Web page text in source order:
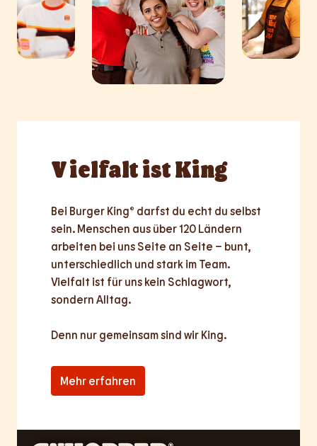
Vielfaltist King
Bei Burger King® darfst du echt du selbst
sein. Menschen aus über 120 Ländern
arbeiten bei uns Seite an Seite – bunt,
unterschiedlich und stark im Team.
Vielfalt ist für uns kein Schlagwort,
sondern Alltag.
Denn nur gemeinsamsind wir King.
Mehr erfahren